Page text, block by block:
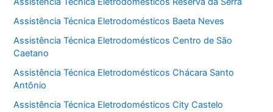
Assistência Técnica Eletrodomésticos Baeta Neves
Assistência Técnica Eletrodomésticos Centro de São
Caetano
Assistência Técnica Eletrodomésticos Chácara Santo
Antônio
Assistência Técnica Eletrodomésticos City Castelo